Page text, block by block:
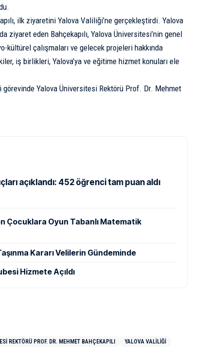
ilk ziyaretini Yalova Valiliği’ne gerçekleştirdi. Yalova
ziyaret eden Bahçekapılı, Yalova Üniversitesi’nin genel
kültürel çalışmaları ve gelecek projeleri hakkında
iş birlikleri, Yalova’ya ve eğitime hizmet konuları ele
Yalova Üniversitesi Rektörü Prof. Dr. Mehmet
açıklandı: 452 öğrenci tam puan aldı
Çocuklara Oyun Tabanlı Matematik
Kararı Velilerin Gündeminde
Hizmete Açıldı
REKTÖRÜ PROF. DR. MEHMET BAHÇEKAPILI
YALOVA VALILIĞI